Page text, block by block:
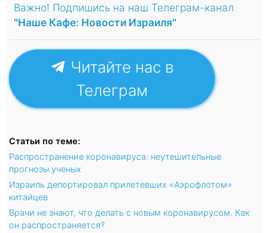
Важно! Подпишись на наш Телеграм-канал
"Наше Кафе: Новости Израиля"
Читайте нас в
Телеграм
Статьи по теме:
Распространение коронавируса: неутешительные
прогнозы ученых
Израиль депортировал прилетевших «Аэрофлотом»
китайцев
Врачи не знают, что делать с новым коронавирусом. Как
он распространяется?